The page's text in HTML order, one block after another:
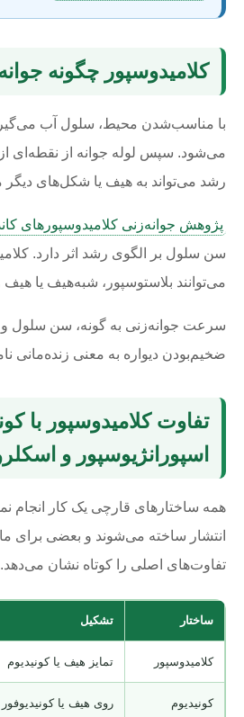
کلامیدوسپور چگونه
با مناسب‌شدن محیط، سلول آب
می‌شود. سپس لوله جوانه از نقطه‌ای از
رشد می‌تواند به هیف یا شکل‌های دیگر
پژوهش جوانه‌زنی کلامیدوسپورهای
سن سلول بر الگوی رشد اثر دارد.
می‌توانند بلاستوسپور، شبه‌هیف یا هیف
سرعت جوانه‌زنی به گونه، سن سلول
ضخیم‌بودن دیواره به معنی زنده‌مانی
تفاوت کلامیدوسپور با
اسپورانژیوسپور و
همه ساختارهای قارچی یک کار انجام
انتشار ساخته می‌شوند و بعضی برای
تفاوت‌های اصلی را کوتاه نشان می‌دهد.
ساختار تشکیل
کلامیدوسپور تمایز هیف یا کونیدیوم
کونیدیوم روی هیف یا کونیدیوفور